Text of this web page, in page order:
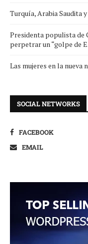
Turquía, Arabia Saudita
Presidenta populista de
perpetrar un “golpe de
Las mujeres en la nueva
SOCIAL NETWORKS
FACEBOOK
EMAIL